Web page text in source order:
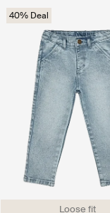
Loose fit
40% Deal